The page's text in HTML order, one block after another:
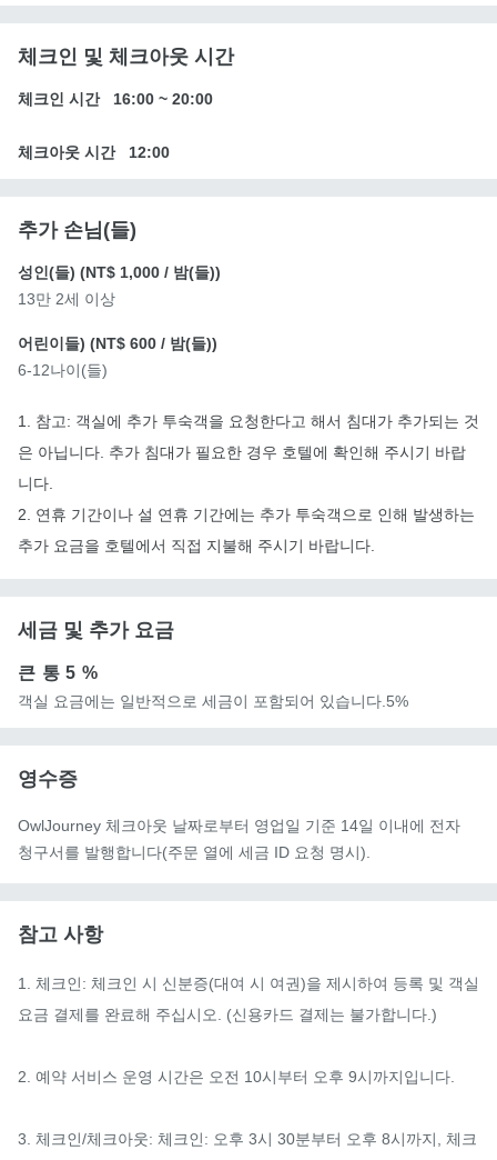
체크인 및 체크아웃 시간
체크인 시간 16:00 ~ 20:00
체크아웃 시간 12:00
추가 손님(들)
성인(들) (NT$ 1,000 / 밤(들))
13만 2세 이상
어린이들) (NT$ 600 / 밤(들))
6-12나이(들)
1. 참고: 객실에 추가 투숙객을 요청한다고 해서 침대가 추가되는 것
은 아닙니다. 추가 침대가 필요한 경우 호텔에 확인해 주시기 바랍
니다.
2. 연휴 기간이나 설 연휴 기간에는 추가 투숙객으로 인해 발생하는
추가 요금을 호텔에서 직접 지불해 주시기 바랍니다.
세금 및 추가 요금
큰 통5 %
객실 요금에는 일반적으로 세금이 포함되어 있습니다.5%
영수증
OwlJourney 체크아웃 날짜로부터 영업일 기준 14일 이내에 전자
청구서를 발행합니다(주문 열에 세금 ID 요청 명시).
참고 사항
1. 체크인: 체크인 시 신분증(대여 시 여권)을 제시하여 등록 및 객실
요금 결제를 완료해 주십시오. (신용카드 결제는 불가합니다.)
2. 예약 서비스 운영 시간은 오전 10시부터 오후 9시까지입니다.
3. 체크인/체크아웃: 체크인: 오후 3시 30분부터 오후 8시까지, 체크